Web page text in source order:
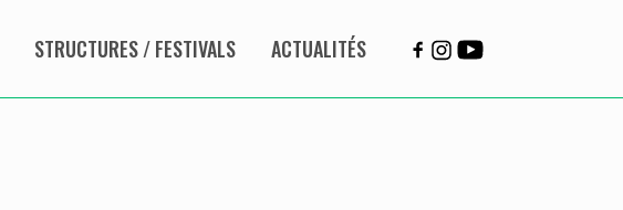
STRUCTURES / FESTIVALS ACTUALITÉS